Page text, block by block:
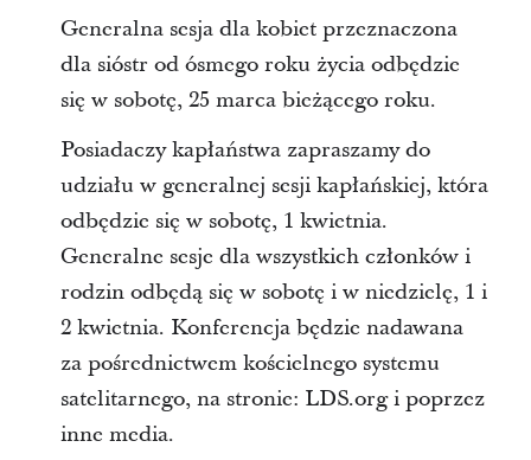
Generalna sesja dla kobiet przeznaczona
dla sióstr od ósmego roku życia odbędzie
się w sobotę, 25 marca bieżącego roku.
Posiadaczy kapłaństwa zapraszamy do
udziału w generalnej sesji kapłańskiej, która
odbędzie się w sobotę, 1 kwietnia.
Generalne sesje dla wszystkich członków i
rodzin odbędą się w sobotę i w niedzielę, 1 i
2 kwietnia. Konferencja będzie nadawana
za pośrednictwem kościelnego systemu
satelitarnego, na stronie: LDS.org i poprzez
inne media.